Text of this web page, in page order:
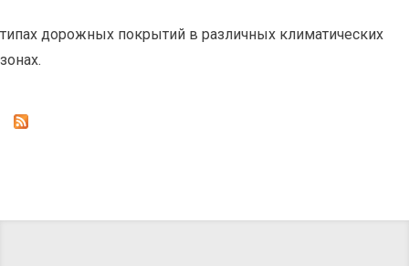
типах дорожных покрытий в различных климатических
зонах.